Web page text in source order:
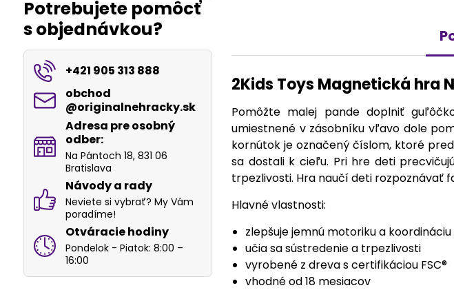
2Kids Toys Magnetická hra
Pomôžte malej pande doplniť
umiestnené v zásobníku vľavo dole
kornútok je označený číslom, ktoré
sa dostali k cieľu. Pri hre deti
trpezlivosti. Hra naučí deti rozpoznávať
Hlavné vlastnosti:
zlepšuje jemnú motoriku a
učia sa sústredenie a trpezlivosti
vyrobené z dreva s certifikáciou FSC®
vhodné od 18 mesiacov
Potrebujete pomôcť
s objednávkou?
+421 905 313 888
obchod​
@originalnehracky​.sk
Adresa pre osobný
odber:
Na Pántoch 18, 831 06
Bratislava
Návody a rady
Neviete si vybrať? My Vám
poradíme!
Otváracie hodiny
Pondelok - Piatok: 8:00 –
16:00